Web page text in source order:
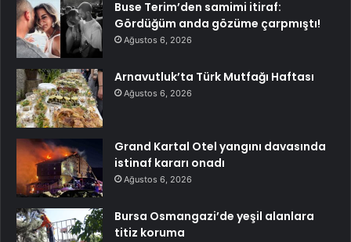
Buse Terim’den samimi itiraf:
Gördüğüm anda gözüme çarpmıştı!
Ağustos 6, 2026
Arnavutluk’ta Türk Mutfağı Haftası
Ağustos 6, 2026
Grand Kartal Otel yangını davasında
istinaf kararı onadı
Ağustos 6, 2026
Bursa Osmangazi’de yeşil alanlara
titiz koruma